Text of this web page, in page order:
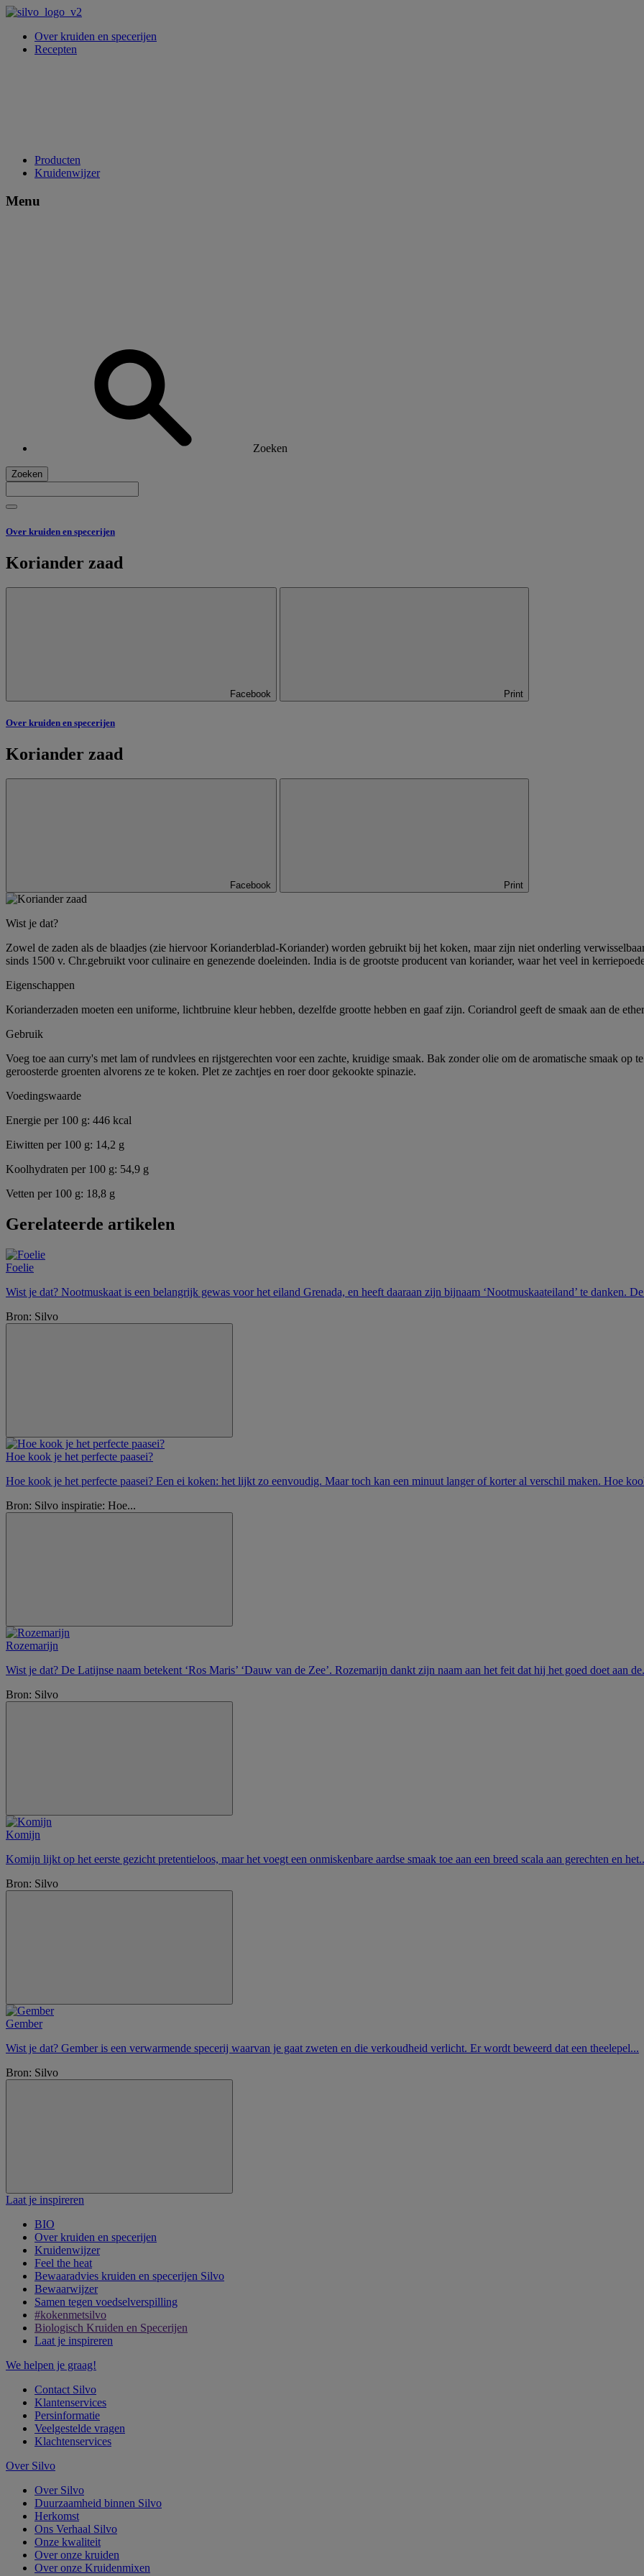
Over kruiden en specerijen
Recepten
Producten
Kruidenwijzer
Menu
Zoeken
Zoeken
Over kruiden en specerijen
Koriander zaad
Facebook Print
Over kruiden en specerijen
Koriander zaad
Facebook Print
Wist je dat?
Zowel de zaden als de blaadjes (zie hiervoor Korianderblad-Koriander) worden gebruikt bij het koken, maar zijn niet onderling
sinds 1500 v. Chr.gebruikt voor culinaire en genezende doeleinden. India is de grootste producent van koriander, waar het veel in
Eigenschappen
Korianderzaden moeten een uniforme, lichtbruine kleur hebben, dezelfde grootte hebben en gaaf zijn. Coriandrol geeft de smaak aan de
Gebruik
Voeg toe aan curry's met lam of rundvlees en rijstgerechten voor een zachte, kruidige smaak. Bak zonder olie om de aromatische smaak op
geroosterde groenten alvorens ze te koken. Plet ze zachtjes en roer door gekookte spinazie.
Voedingswaarde
Energie per 100 g: 446 kcal
Eiwitten per 100 g: 14,2 g
Koolhydraten per 100 g: 54,9 g
Vetten per 100 g: 18,8 g
Gerelateerde artikelen
Foelie
Wist je dat? Nootmuskaat is een belangrijk gewas voor het eiland Grenada, en heeft daaraan zijn bijnaam ‘Nootmuskaateiland’ te danken.
Bron: Silvo
Hoe kook je het perfecte paasei?
Hoe kook je het perfecte paasei? Een ei koken: het lijkt zo eenvoudig. Maar toch kan een minuut langer of korter al verschil maken. Hoe
Bron: Silvo inspiratie: Hoe...
Rozemarijn
Wist je dat? De Latijnse naam betekent ‘Ros Maris’ ‘Dauw van de Zee’. Rozemarijn dankt zijn naam aan het feit dat hij het goed doet aan
Bron: Silvo
Komijn
Komijn lijkt op het eerste gezicht pretentieloos, maar het voegt een onmiskenbare aardse smaak toe aan een breed scala aan gerechten en
Bron: Silvo
Gember
Wist je dat? Gember is een verwarmende specerij waarvan je gaat zweten en die verkoudheid verlicht. Er wordt beweerd dat een theelepel...
Bron: Silvo
Laat je inspireren
BIO
Over kruiden en specerijen
Kruidenwijzer
Feel the heat
Bewaaradvies kruiden en specerijen Silvo
Bewaarwijzer
Samen tegen voedselverspilling
#kokenmetsilvo
Biologisch Kruiden en Specerijen
Laat je inspireren
We helpen je graag!
Contact Silvo
Klantenservices
Persinformatie
Veelgestelde vragen
Klachtenservices
Over Silvo
Over Silvo
Duurzaamheid binnen Silvo
Herkomst
Ons Verhaal Silvo
Onze kwaliteit
Over onze kruiden
Over onze Kruidenmixen